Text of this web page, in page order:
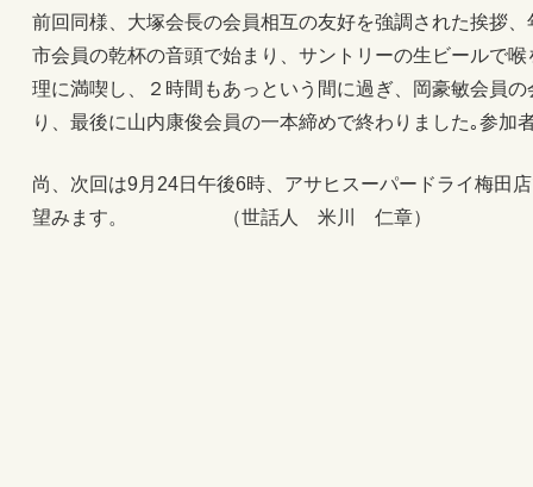
前回同様、大塚会長の会員相互の友好を強調された挨拶
市会員の乾杯の音頭で始まり、サントリーの生ビールで
理に満喫し、２時間もあっという間に過ぎ、岡豪敏会員
り、最後に山内康俊会員の一本締めで終わりました｡参加
尚、次回は9月24日午後6時、アサヒスーパードライ梅田
望みます。 （世話人 米川 仁章）